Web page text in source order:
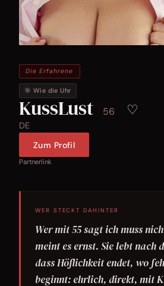
Die Erfahrene
🎯 Wie die Uhr
KussLust 56 ♡
DE
Zum Profil
Partnerlink
WER STECKT DAHINTER
Wer mit 55 sagt ich muss
meint es ernst. Sie lebt nach
dass Höflichkeit endet, wo
beginnt: ehrlich, direkt, mit